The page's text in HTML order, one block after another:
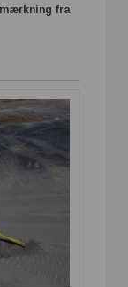
fra